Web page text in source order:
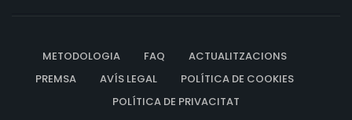
METODOLOGIA FAQ
ACTUALITZACIONS
PREMSA
AVÍS LEGAL
POLÍTICA DE COOKIES
POLÍTICA DE PRIVACITAT